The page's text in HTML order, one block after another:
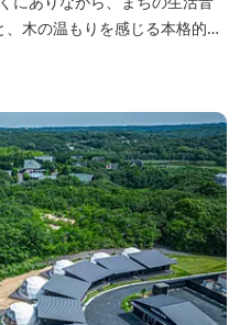
木の温もりを感じる本格的な
はぴったり。ペットと一緒に
トとゆっくり過ごしたい」と